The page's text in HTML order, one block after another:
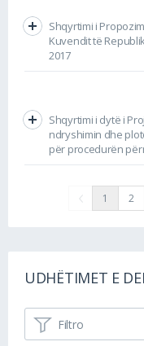
Shqyrtimi i
Kuvendit të
2017
Shqyrtimi i dytë i
ndryshimin dhe
për procedurën
1 2
UDHËTIMET E
Filtro